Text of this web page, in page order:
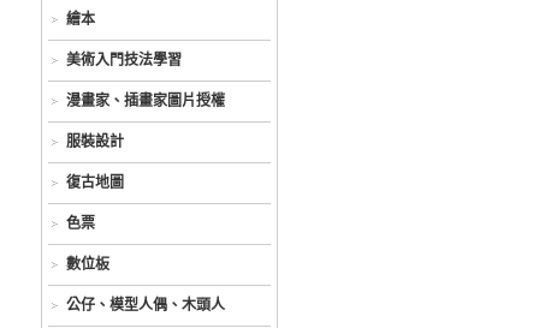
繪本
美術入門技法學習
漫畫家、插畫家圖片授權
服裝設計
復古地圖
色票
數位板
公仔、模型人偶、木頭人